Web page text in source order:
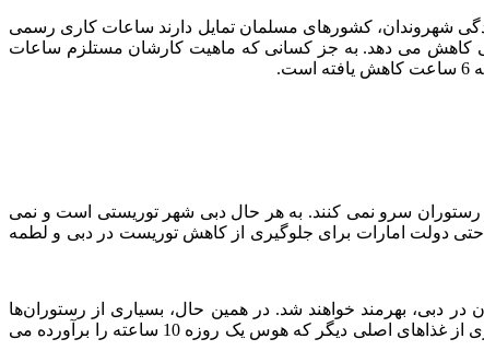
شهروندان، کشورهای مسلمان تمایل دارند ساعات کاری رسمی
کاهش می دهد. به جز کسانی که ماهیت کارشان مستلزم ساعات
رستوران سرو نمی کنند. به هر حال دبی شهر توریستی است و نمی
حتی دولت امارات برای جلوگیری از کاهش توریست در دبی و لطمه
دبی، بهرمند خواهند شد. در همین حال، بسیاری از رستوران‌ها
بوفه‌هایی با انواع شیرینی‌ها، سالادها و گزینه‌های سوپ برگزار می‌کنند، زیرا این غذاها در ماه رمضان بسیار مورد تقاضا هستند. در کنار بسیاری از غذاهای اصلی دیگر که هوس یک روزه 10 ساعته را برآورده می